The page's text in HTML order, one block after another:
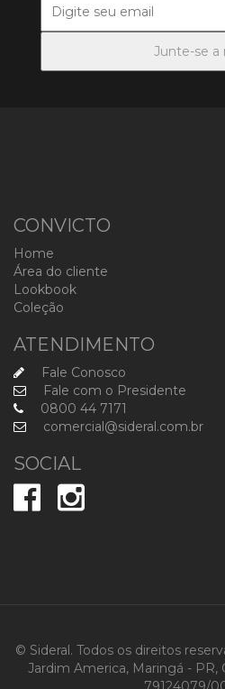
CONVICTO
Home
Área do cliente
Lookbook
Coleção
ATENDIMENTO
Fale Conosco
Fale com o Presidente
0800 44 7171
comercial@sideral.com.br
SOCIAL
© Sideral. Todos os direitos
Jardim America, Maringá - PR,